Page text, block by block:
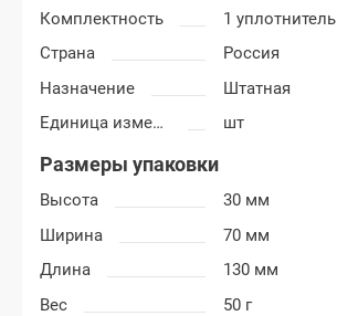
Комплектность
1 уплотнитель
Страна
Россия
Назначение
Штатная
Единица измерения
шт
Размеры упаковки
Высота
30 мм
Ширина
70 мм
Длина
130 мм
Вес
50 г